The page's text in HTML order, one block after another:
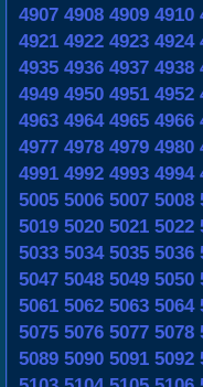
4907 4908 4909 4910
4921 4922 4923 4924
4935 4936 4937 4938
4949 4950 4951 4952
4963 4964 4965 4966
4977 4978 4979 4980
4991 4992 4993 4994
5005 5006 5007 5008
5019 5020 5021 5022
5033 5034 5035 5036
5047 5048 5049 5050
5061 5062 5063 5064
5075 5076 5077 5078
5089 5090 5091 5092